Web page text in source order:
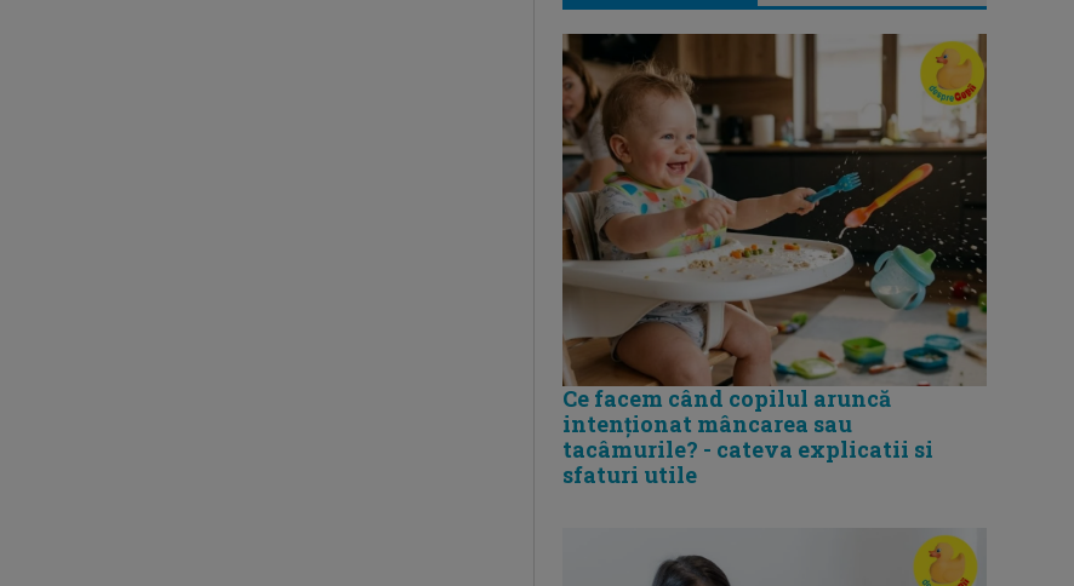
Ce facem când copilul aruncă
intenționat mâncarea sau
tacâmurile? - cateva explicatii si
sfaturi utile